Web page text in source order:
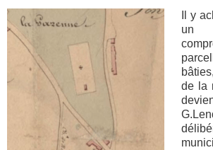
Il y
un
de la